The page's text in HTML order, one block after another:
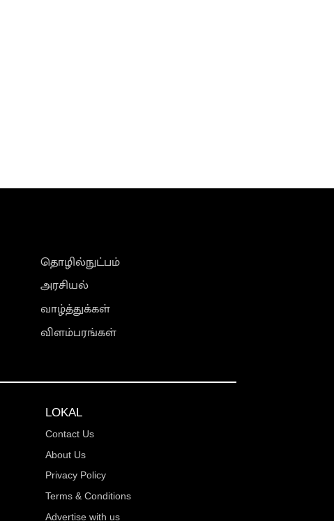
தொழில்நுட்பம்
அரசியல்
வாழ்த்துக்கள்
விளம்பரங்கள்
LOKAL
Contact Us
About Us
Privacy Policy
Terms & Conditions
Advertise with us